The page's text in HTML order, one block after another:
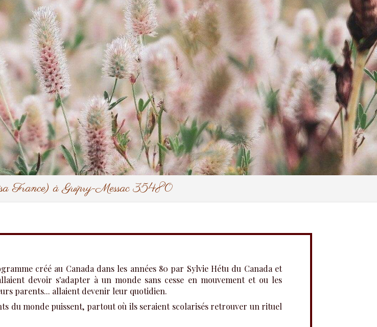
France) à Guipry-Messac 35480
créé au Canada dans les années 80 par Sylvie Hétu du Canada et
devoir s'adapter à un monde sans cesse en mouvement et ou les
parents... allaient devenir leur quotidien.
du monde puissent, partout où ils seraient scolarisés retrouver un rituel